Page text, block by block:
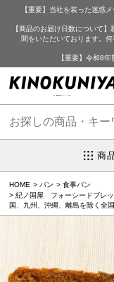
【重要】当社を装った迷惑
【商品のお届け日数について
間をいただいております。
【重要】令和8
商
HOME パン
食事パン
紀ノ国屋 フォーシードブレ
国、九州、沖縄、離島を除く全国